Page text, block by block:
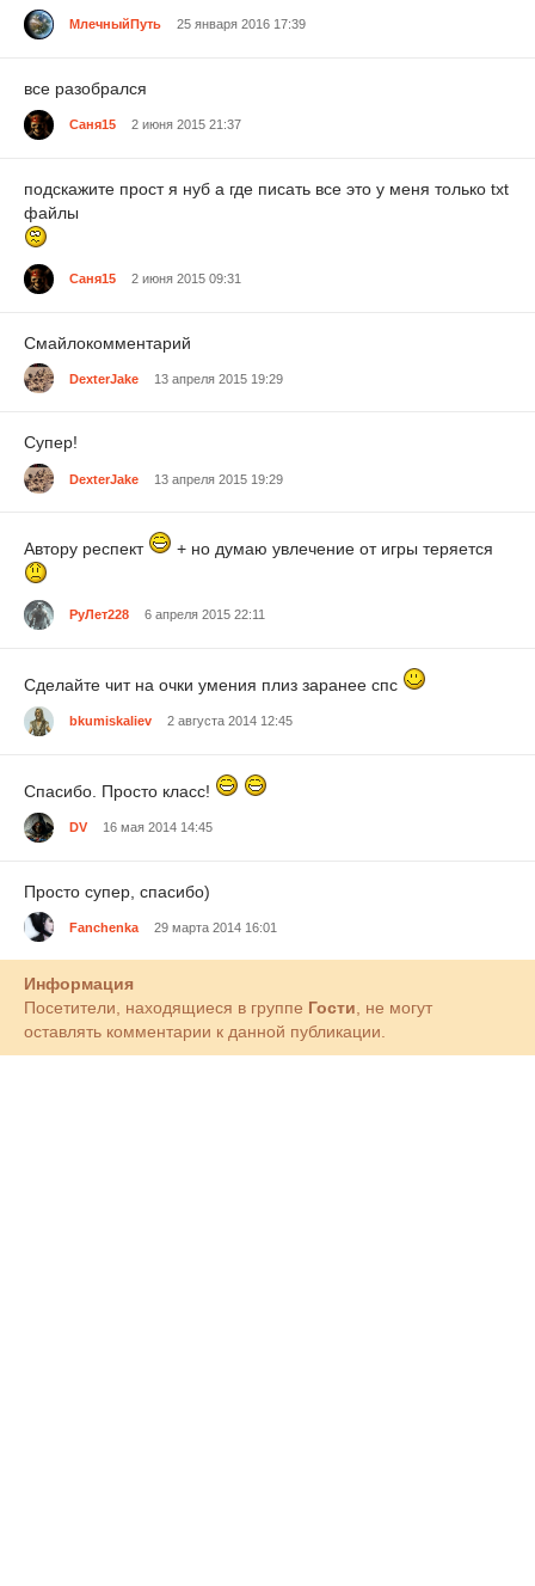
МлечныйПуть 25 января 2016 17:39
все разобрался
Саня15 2 июня 2015 21:37
подскажите прост я нуб а где писать все это у меня только txt
файлы
Саня15 2 июня 2015 09:31
Смайлокомментарий
DexterJake 13 апреля 2015 19:29
Супер!
DexterJake 13 апреля 2015 19:29
Автору респект + но думаю увлечение от игры теряется
РуЛет228 6 апреля 2015 22:11
Сделайте чит на очки умения плиз заранее спс
bkumiskaliev 2 августа 2014 12:45
Спасибо. Просто класс!
DV 16 мая 2014 14:45
Просто супер, спасибо)
Fanchenka 29 марта 2014 16:01
Информация
Посетители, находящиеся в группе Гости, не могут
оставлять комментарии к данной публикации.